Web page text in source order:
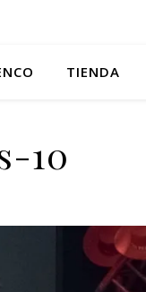
TIENDA
10